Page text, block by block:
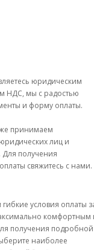
юридическим
НДС, мы с радостью
и форму оплаты.
принимаем
лиц и
получения
свяжитесь с нами.
условия оплаты
комфортным
получения подробной
наиболее